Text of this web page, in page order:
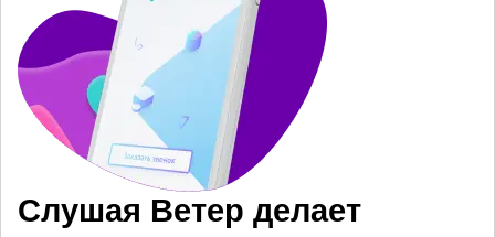
Слушая Ветер делает